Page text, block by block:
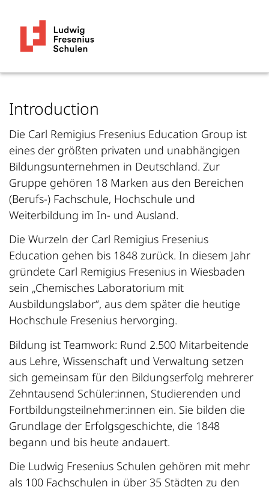
Introduction
Die Carl Remigius Fresenius Education Group ist
eines der größten privaten und unabhängigen
Bildungsunternehmen in Deutschland. Zur
Gruppe gehören 18 Marken aus den Bereichen
(Berufs-) Fachschule, Hochschule und
Weiterbildung im In- und Ausland.
Die Wurzeln der Carl Remigius Fresenius
Education gehen bis 1848 zurück. In diesem Jahr
gründete Carl Remigius Fresenius in Wiesbaden
sein „Chemisches Laboratorium mit
Ausbildungslabor“, aus dem später die heutige
Hochschule Fresenius hervorging.
Bildung ist Teamwork: Rund 2.500 Mitarbeitende
aus Lehre, Wissenschaft und Verwaltung setzen
sich gemeinsam für den Bildungserfolg mehrerer
Zehntausend Schüler:innen, Studierenden und
Fortbildungsteilnehmer:innen ein. Sie bilden die
Grundlage der Erfolgsgeschichte, die 1848
begann und bis heute andauert.
Die Ludwig Fresenius Schulen gehören mit mehr
als 100 Fachschulen in über 35 Städten zu den